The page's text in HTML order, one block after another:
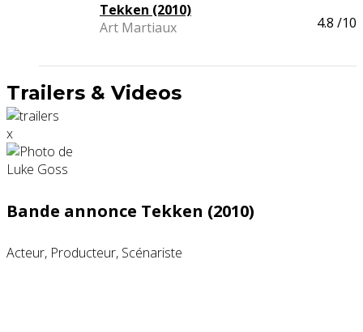
Tekken (2010)
Art Martiaux
4.8 /10
Trailers & Videos
x
Bande annonce Tekken (2010)
Acteur, Producteur, Scénariste